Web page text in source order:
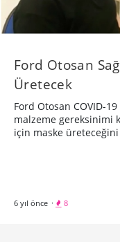
Ford Otosan
Üretecek
Ford Otosan COVID-
malzeme gereksinimi
için maske üreteceğini
6 yıl önce · 8